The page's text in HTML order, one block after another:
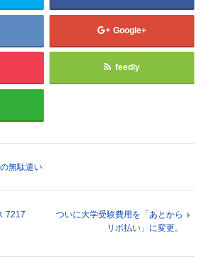
Google+
feedly
無駄遣い
7217
ついに大学受験費用を「あとから
リボ払い」に変更。